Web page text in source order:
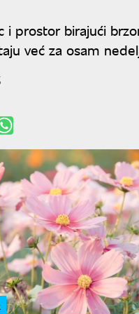
i prostor birajući
već za osam